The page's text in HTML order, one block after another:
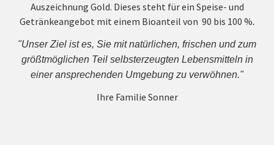
Auszeichnung Gold. Dieses steht für ein Speise- und
Getränkeangebot mit einem Bioanteil von 90 bis 100 %.
"Unser Ziel ist es, Sie mit natürlichen, frischen und zum
größtmöglichen Teil selbsterzeugten Lebensmitteln in
einer ansprechenden Umgebung zu verwöhnen."
Ihre Familie Sonner